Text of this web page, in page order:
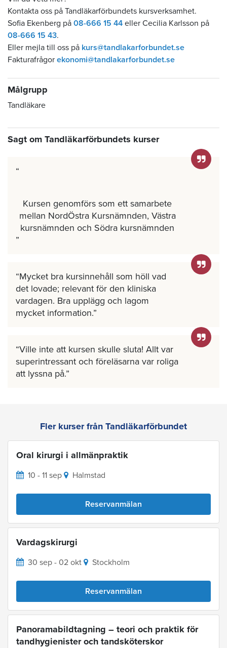
Kontakta oss på Tandläkarförbundets kursverksamhet.
Sofia Ekenberg på 08-666 15 44 eller Cecilia Karlsson på
08-666 15 43.
Eller mejla till oss på kurs@tandlakarforbundet.se
Fakturafrågor ekonomi@tandlakarforbundet.se
Målgrupp
Tandläkare
Sagt om Tandläkarförbundets kurser
Kursen genomförs som ett samarbete
mellan NordÖstra Kursnämnden, Västra
kursnämnden och Södra kursnämnden
Mycket bra kursinnehåll som höll vad
det lovade; relevant för den kliniska
vardagen. Bra upplägg och lagom
mycket information.
Ville inte att kursen skulle sluta! Allt var
superintressant och föreläsarna var roliga
att lyssna på.
Fler kurser från Tandläkarförbundet
Oral kirurgi i allmänpraktik
10 - 11 sep Halmstad
Reservanmälan
Vardagskirurgi
30 sep - 02 okt Stockholm
Reservanmälan
Panoramabildtagning – teori och praktik för
tandhygienister och tandsköterskor